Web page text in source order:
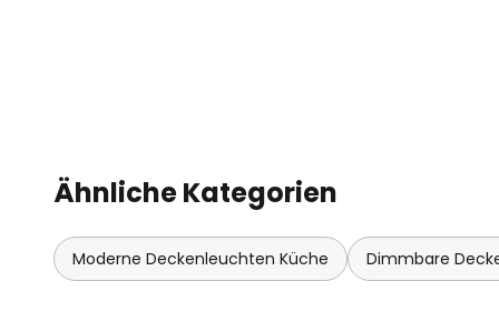
Ähnliche Kategorien
Moderne Deckenleuchten Küche Dimmbare